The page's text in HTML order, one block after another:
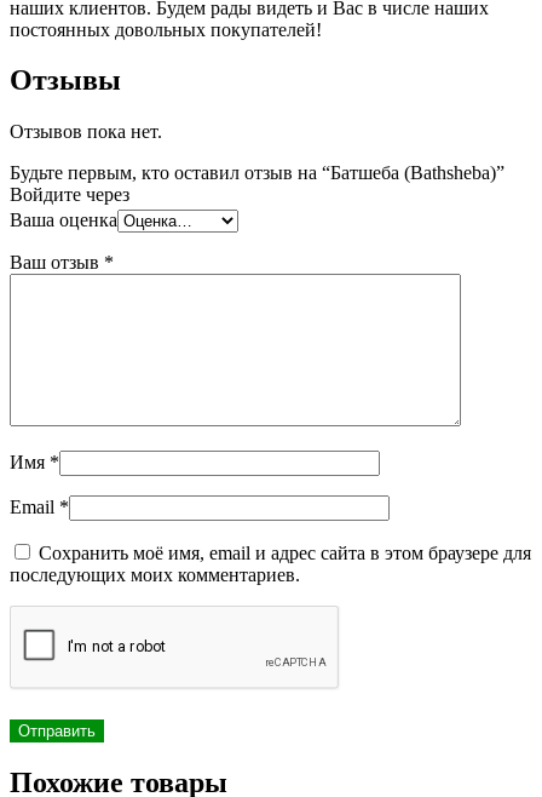
наших клиентов. Будем рады видеть и Вас в числе наших
постоянных довольных покупателей!
Отзывы
Отзывов пока нет.
Будьте первым, кто оставил отзыв на “Батшеба (Bathsheba)”
Войдите через
Ваша оценка
Ваш отзыв *
Имя *
Email *
Сохранить моё имя, email и адрес сайта в этом браузере для
последующих моих комментариев.
Похожие товары